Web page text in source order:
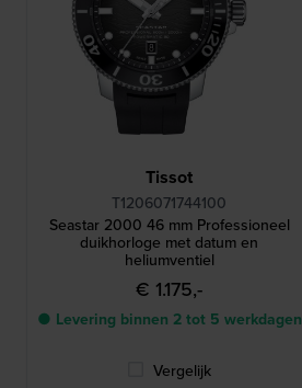
Tissot
T1206071744100
Seastar 2000 46 mm Professioneel
duikhorloge met datum en
heliumventiel
€ 1.175,-
● Levering binnen 2 tot 5 werkdagen
Vergelijk